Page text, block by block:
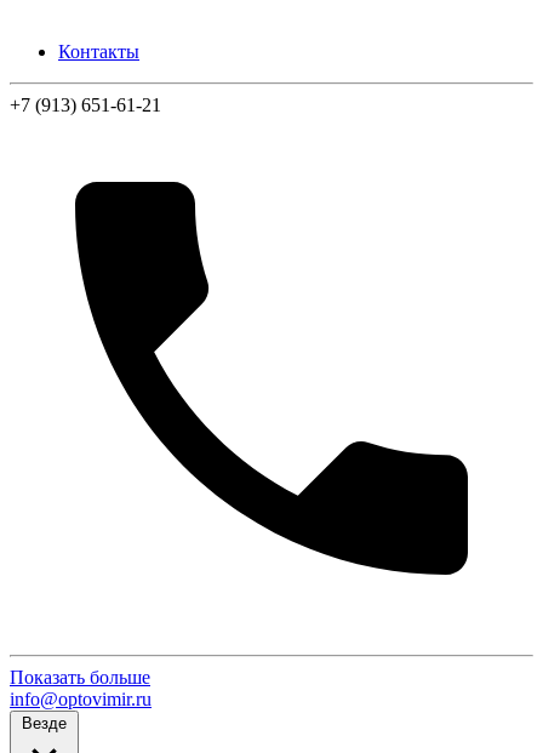
Контакты
+7 (913) 651-61-21
Показать больше
info@optovimir.ru
Везде